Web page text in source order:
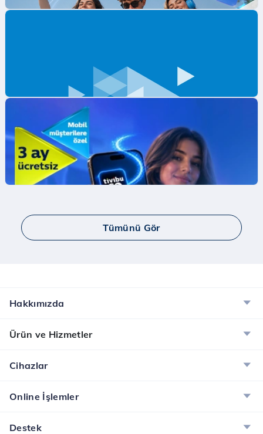
Mobil Ödeme ile ilk App Store Harcamana
İndirim Fırsatı!
Mobil Ödeme ile App Store'da ilk harcamana
indirim kazan.
İncele
Yaay ve Bip Ücretsiz İnternet Kampanyası
İncele
dünyanın tadını çıkarın!
İncele
Tümünü Gör
Hakkımızda
Ürün ve Hizmetler
Cihazlar
Online İşlemler
Destek